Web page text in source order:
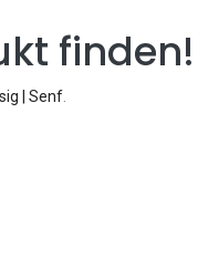
finden!
| Senf.